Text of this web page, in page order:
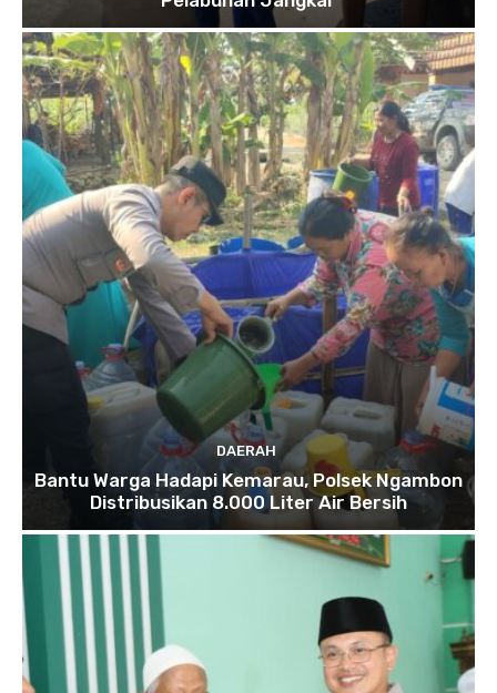
DAERAH
Bantu Warga Hadapi Kemarau, Polsek Ngambon
Distribusikan 8.000 Liter Air Bersih